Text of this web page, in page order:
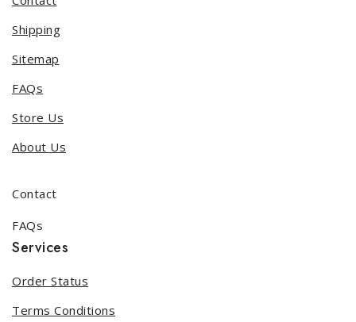
Shipping
Sitemap
FAQs
Store Us
About Us
Contact
FAQs
Services
Order Status
Terms Conditions